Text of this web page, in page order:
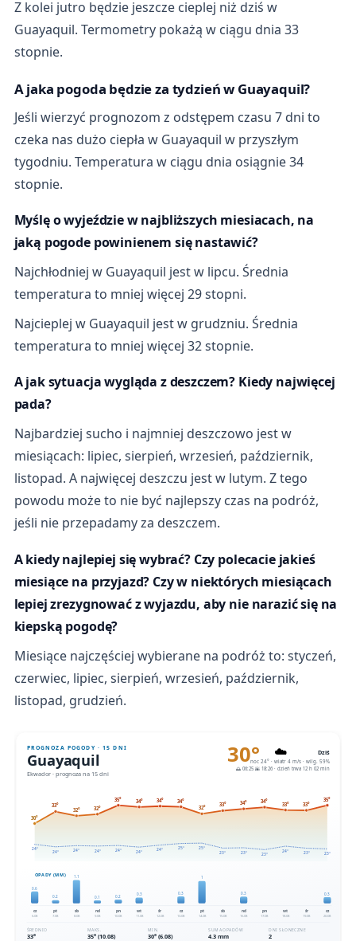
Z kolei jutro będzie jeszcze cieplej niż dziś w
Guayaquil. Termometry pokażą w ciągu dnia 33
stopnie.
A jaka pogoda będzie za tydzień w Guayaquil?
Jeśli wierzyć prognozom z odstępem czasu 7 dni to
czeka nas dużo ciepła w Guayaquil w przyszłym
tygodniu. Temperatura w ciągu dnia osiągnie 34
stopnie.
Myślę o wyjeździe w najbliższych miesiacach, na
jaką pogode powinienem się nastawić?
Najchłodniej w Guayaquil jest w lipcu. Średnia
temperatura to mniej więcej 29 stopni.
Najcieplej w Guayaquil jest w grudzniu. Średnia
temperatura to mniej więcej 32 stopnie.
A jak sytuacja wygląda z deszczem? Kiedy najwięcej
pada?
Najbardziej sucho i najmniej deszczowo jest w
miesiącach: lipiec, sierpień, wrzesień, październik,
listopad. A najwięcej deszczu jest w lutym. Z tego
powodu może to nie być najlepszy czas na podróż,
jeśli nie przepadamy za deszczem.
A kiedy najlepiej się wybrać? Czy polecacie jakieś
miesiące na przyjazd? Czy w niektórych miesiącach
lepiej zrezygnować z wyjazdu, aby nie narazić się na
kiepską pogodę?
Miesiące najczęściej wybierane na podróż to: styczeń,
czerwiec, lipiec, sierpień, wrzesień, październik,
listopad, grudzień.